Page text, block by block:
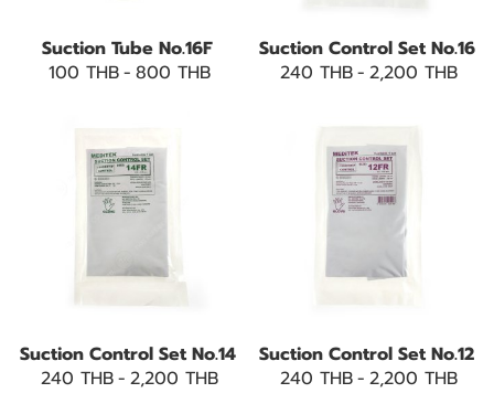
Suction Tube No.16F
100 THB- 800 THB
Suction Control Set No.16
240 THB- 2,200 THB
Suction Control Set No.14
240 THB- 2,200 THB
Suction Control Set No.12
240 THB- 2,200 THB